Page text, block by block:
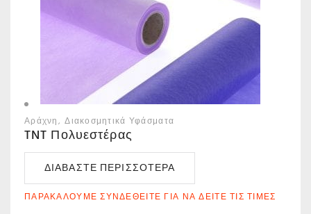
Αράχνη Διακοσμητικά Υφάσματα
TNT Πολυεστέρας
ΔΙΑΒΆΣΤΕ ΠΕΡΙΣΣΌΤΕΡΑ
ΠΑΡΑΚΑΛΟΎΜΕ ΣΥΝΔΕΘΕΊΤΕ ΓΙΑ ΝΑ ΔΕΊΤΕ ΤΙΣ ΤΙΜΈΣ